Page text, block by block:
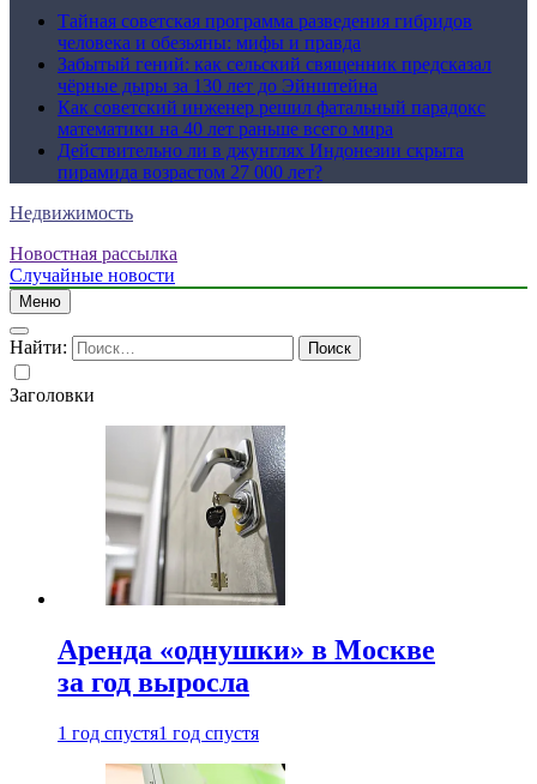
Тайная советская программа разведения гибридов
человека и обезьяны: мифы и правда
Забытый гений: как сельский священник предсказал
чёрные дыры за 130 лет до Эйнштейна
Как советский инженер решил фатальный парадокс
математики на 40 лет раньше всего мира
Действительно ли в джунглях Индонезии скрыта
пирамида возрастом 27 000 лет?
Недвижимость
Новостная рассылка
Случайные новости
Меню
Найти:
Заголовки
Аренда «однушки» в Москве
за год выросла
1 год спустя1 год спустя